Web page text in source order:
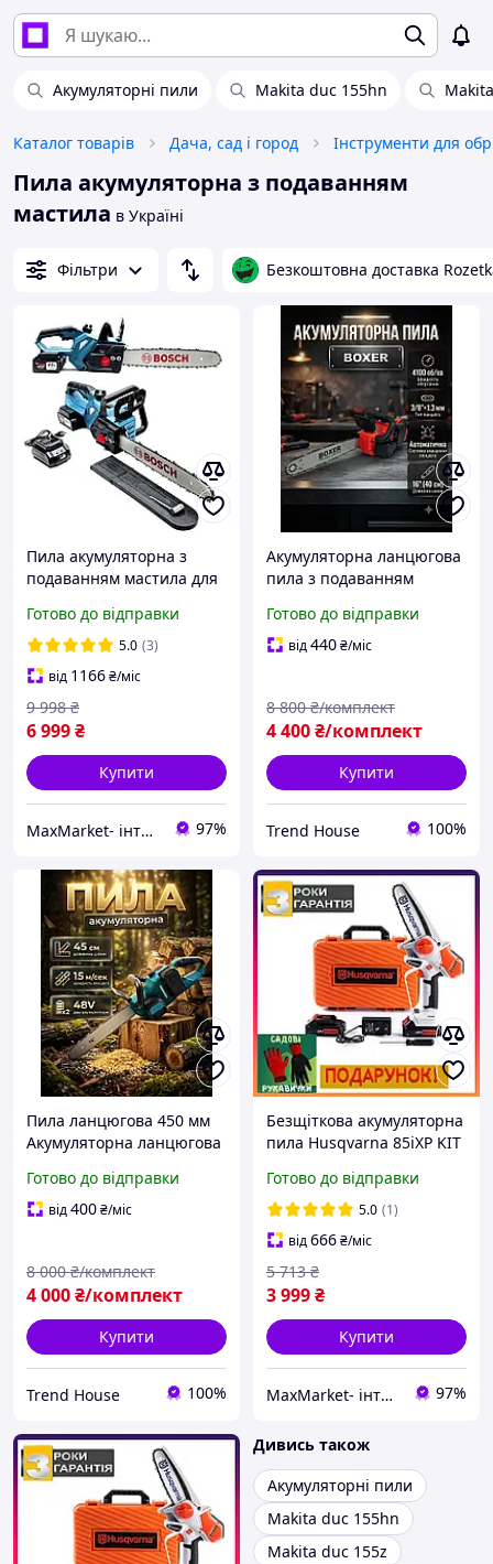
Акумуляторні пили Makita duc 155hn
Каталог товарів Дача, сад і город Інструменти для
Пила акумуляторна з подаванням
мастила в Україні
Фільтри Безкоштовна доставка
Пила акумуляторна з
подаванням мастила для
(48V, 6AH) із шиною 40 см
Готово до відправки
5.0 (3)
від 1166₴/міс
6 999₴
9 998 ₴
Купити
MaxMarket- інтернет магазин товарів для дому 97%
Акумуляторна ланцюгова
пила з подаванням
акумуляторна пила 400
мм Пила з 2
Готово до відправки
від440₴/міс
4 400₴/комплект
8 800 ₴/комплект
Купити
Trend House 100%
Пила ланцюгова 450 мм
Акумуляторна ланцюгова
мастила 48В Потужна
акумуляторна пила Акб
Готово до відправки
від400₴/міс
4 000₴/комплект
8 000 ₴/комплект
Купити
Trend House 100%
Безщіткова акумуляторна
пила Husqvarna 85iXP KIT
хускварна з подаванням
мастила
Готово до відправки
5.0 (1)
від666₴/міс
3 999₴
5 713 ₴
Купити
MaxMarket- інтернет магазин товарів для дому 97%
Дивись також
Акумуляторні пили
Makita duc 155hn
Makita duc 155z